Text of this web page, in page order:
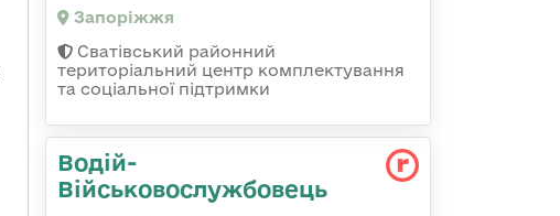
Запоріжжя
Сватівський районний
територіальний центр комплектування
та соціальної підтримки
Водій-
Військовослужбовець